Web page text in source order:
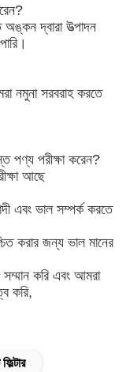
দ্বারা উত্পাদন
নমুনা সরবরাহ করতে
পণ্য পরীক্ষা করেন?
আছে
এবং ভাল সম্পর্ক করতে
করার জন্য ভাল মানের
করি এবং আমরা
করি,